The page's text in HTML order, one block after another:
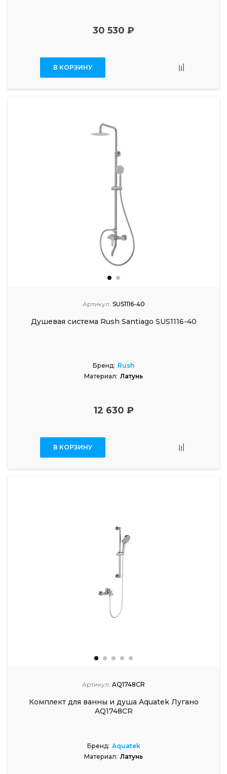
30 530 ₽
В КОРЗИНУ
Артикул: SUS1116-40
Душевая система Rush Santiago SUS1116-40
Бренд: Rush
Материал: Латунь
12 630 ₽
В КОРЗИНУ
Артикул: AQ1748CR
Комплект для ванны и душа Aquatek Лугано
AQ1748CR
Бренд: Aquatek
Материал: Латунь